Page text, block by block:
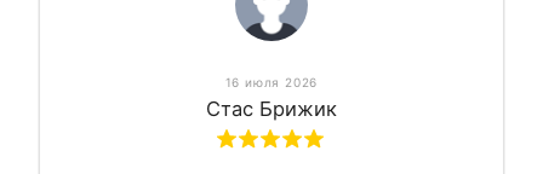
16 июля 2026
Стас Брижик